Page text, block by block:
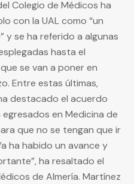
Colegio de Médicos ha
con la UAL como “un
se ha referido a algunas
hasta el
se van a poner en
Entre estas últimas,
destacado el acuerdo
en Medicina de
que no se tengan que ir
ha habido un avance y
ha resaltado el
de Almería. Martínez